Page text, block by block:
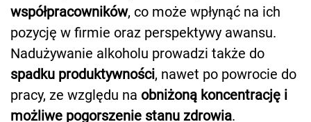
współpracowników, co może wpłynąć na ich
pozycję w firmie oraz perspektywy awansu.
Nadużywanie alkoholu prowadzi także do
spadku produktywności, nawet po powrocie do
pracy, ze względu na obniżoną koncentrację i
możliwe pogorszenie stanu zdrowia.